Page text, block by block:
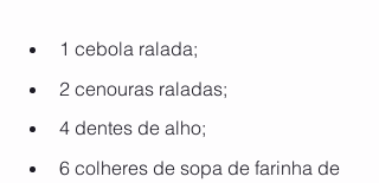
1 cebola ralada;
2 cenouras raladas;
4 dentes de alho;
6 colheres de sopa de farinha de